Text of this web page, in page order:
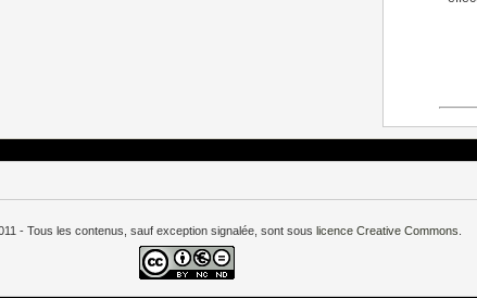
- Tous les contenus, sauf exception signalée, sont sous licence Creative Commons